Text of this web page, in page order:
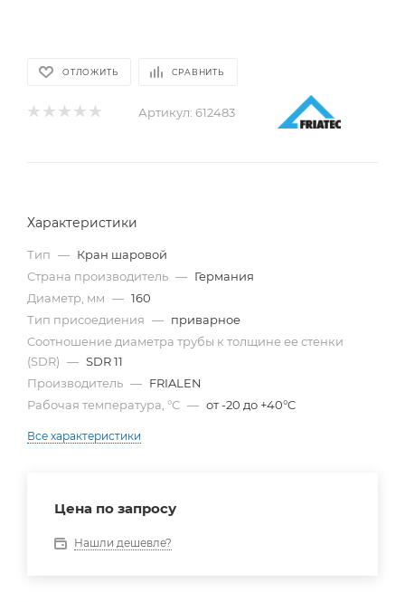
ОТЛОЖИТЬ СРАВНИТЬ
Артикул: 612483
Характеристики
Тип — Кран шаровой
Страна производитель — Германия
Диаметр, мм — 160
Тип присоедиения — приварное
Cоотношение диаметра трубы к толщине ее стенки
(SDR) — SDR 11
Производитель — FRIALEN
Рабочая температура, °С — от -20 до +40°C
Все характеристики
Цена по запросу
Нашли дешевле?